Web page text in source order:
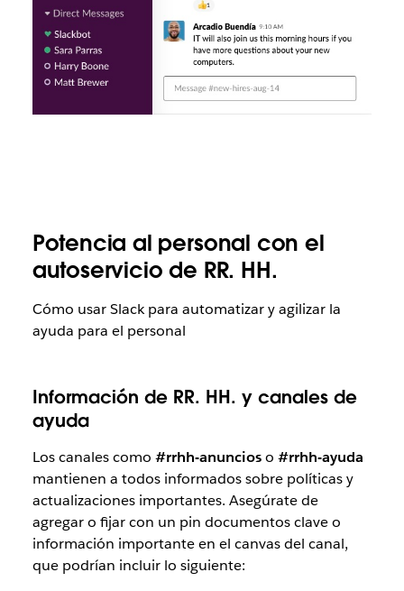
Potencia al personal con el
autoservicio de RR. HH.
Cómo usar Slack para automatizar y agilizar la
ayuda para el personal
Información de RR. HH. y canales de
ayuda
Los canales como #rrhh-anuncioso #rrhh-ayuda
mantienen a todos informados sobre políticas y
actualizaciones importantes. Asegúrate de
agregar o fijar con un pin documentos clave o
información importante en el canvas del canal,
que podrían incluir lo siguiente: